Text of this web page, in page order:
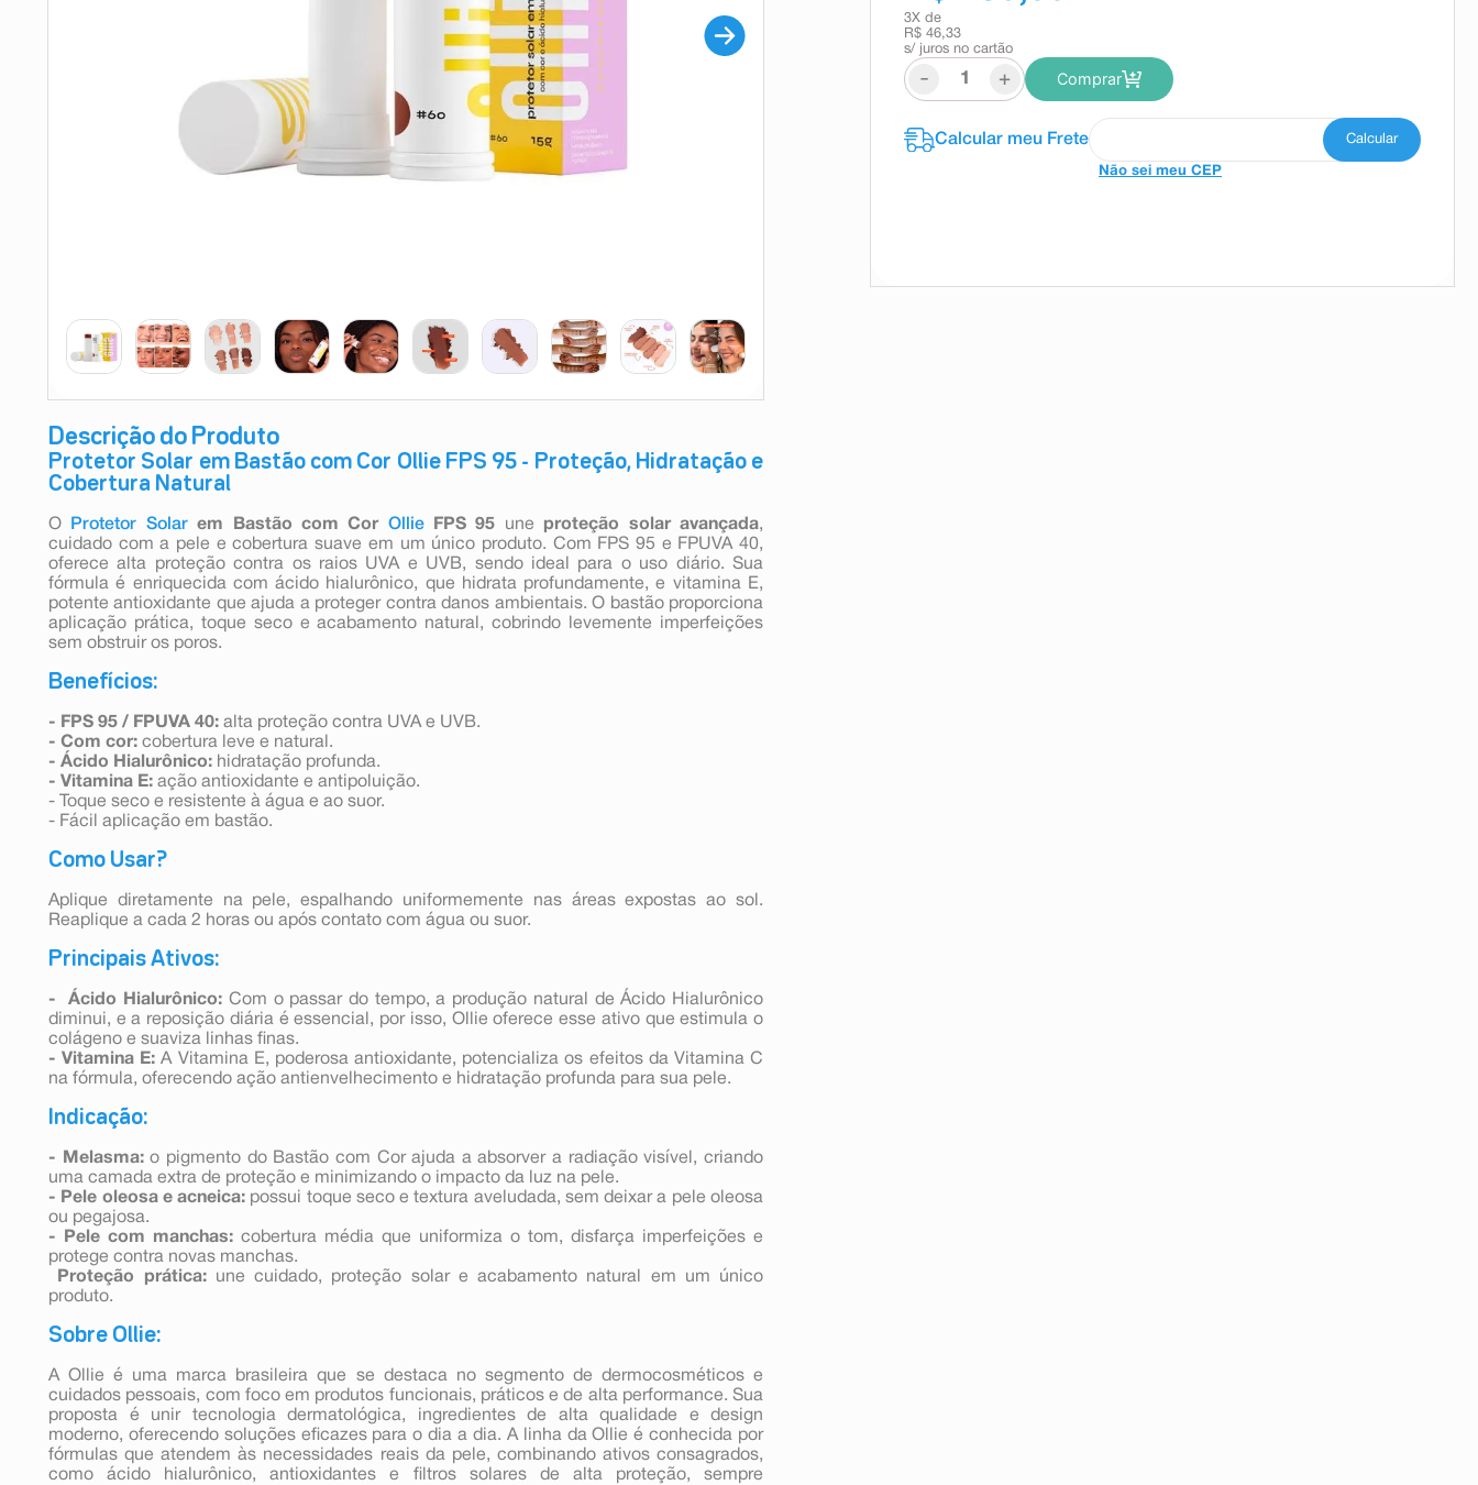
Descrição do Produto
Protetor Solar em Bastão com Cor Ollie FPS 95 - Proteção, Hidratação e
Cobertura Natural
O Protetor Solarem Bastão com Cor Ollie FPS 95 une proteção solar avançada,
cuidado com a pele e cobertura suave em um único produto. Com FPS 95 e FPUVA 40,
oferece alta proteção contra os raios UVA e UVB, sendo ideal para o uso diário. Sua
fórmula é enriquecida com ácido hialurônico, que hidrata profundamente, e vitamina E,
potente antioxidante que ajuda a proteger contra danos ambientais. O bastão proporciona
aplicação prática, toque seco e acabamento natural, cobrindo levemente imperfeições
sem obstruir os poros.
Benefícios:
- FPS 95 / FPUVA 40: alta proteção contra UVA e UVB.
- Com cor: cobertura leve e natural.
- Ácido Hialurônico: hidratação profunda.
- Vitamina E: ação antioxidante e antipoluição.
- Toque seco e resistente à água e ao suor.
- Fácil aplicação em bastão.
Como Usar?
Aplique diretamente na pele, espalhando uniformemente nas áreas expostas ao sol.
Reaplique a cada 2 horas ou após contato com água ou suor.
Principais Ativos:
- Ácido Hialurônico: Com o passar do tempo, a produção natural de Ácido Hialurônico
diminui, e a reposição diária é essencial, por isso, Ollie oferece esse ativo que estimula o
colágeno e suaviza linhas finas.
- Vitamina E: A Vitamina E, poderosa antioxidante, potencializa os efeitos da Vitamina C
na fórmula, oferecendo ação antienvelhecimento e hidratação profunda para sua pele.
Indicação:
- Melasma:o pigmento do Bastão com Cor ajuda a absorver a radiação visível, criando
uma camada extra de proteção e minimizando o impacto da luz na pele.
- Pele oleosa e acneica: possui toque seco e textura aveludada, sem deixar a pele oleosa
ou pegajosa.
- Pele com manchas: cobertura média que uniformiza o tom, disfarça imperfeições e
protege contra novas manchas.
Proteção prática:une cuidado, proteção solar e acabamento natural em um único
produto.
Sobre Ollie:
A Ollie é uma marca brasileira que se destaca no segmento de dermocosméticos e
cuidados pessoais, com foco em produtos funcionais, práticos e de alta performance. Sua
proposta é unir tecnologia dermatológica, ingredientes de alta qualidade e design
moderno, oferecendo soluções eficazes para o dia a dia. A linha da Ollie é conhecida por
fórmulas que atendem às necessidades reais da pele, combinando ativos consagrados,
como ácido hialurônico, antioxidantes e filtros solares de alta proteção, sempre
3X de
R$ 46,33
s/ juros no cartão
- + Comprar
Não sei meu CEP